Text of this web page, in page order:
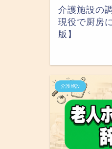
介護施設の
現役で厨房
版】
介護施設